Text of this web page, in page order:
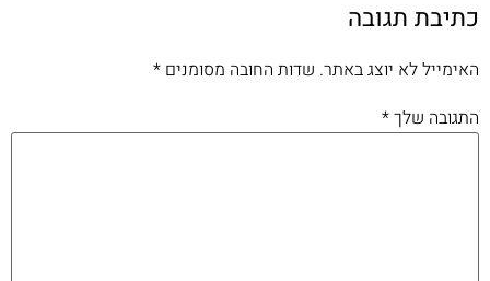
כתיבת תגובה
האימייל לא יוצג באתר. שדות החובה מסומנים *
התגובה שלך*